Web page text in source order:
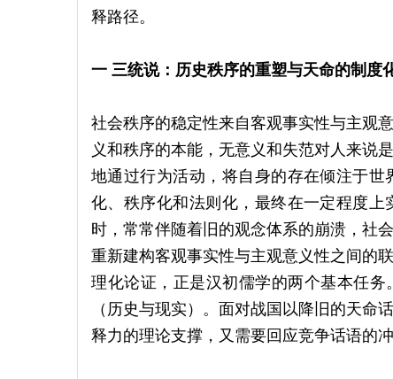
释路径。
一 三统说：历史秩序的重塑与天命的制度
社会秩序的稳定性来自客观事实性与主观
义和秩序的本能，无意义和失范对人来说
地通过行为活动，将自身的存在倾注于
化、秩序化和法则化，最终在一定程度
时，常常伴随着旧的观念体系的崩溃，社
重新建构客观事实性与主观意义性之间的
理化论证，正是汉初儒学的两个基本任
（历史与现实）。面对战国以降旧的天命
释力的理论支撑，又需要回应竞争话语的冲